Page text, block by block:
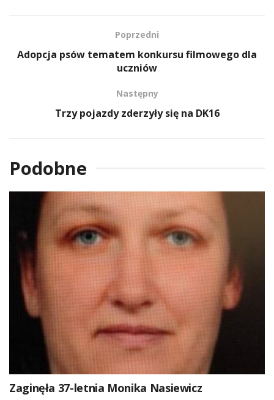
Poprzedni
Adopcja psów tematem konkursu filmowego dla
uczniów
Następny
Trzy pojazdy zderzyły się na DK16
Podobne
Zaginęła 37-letnia Monika Nasiewicz